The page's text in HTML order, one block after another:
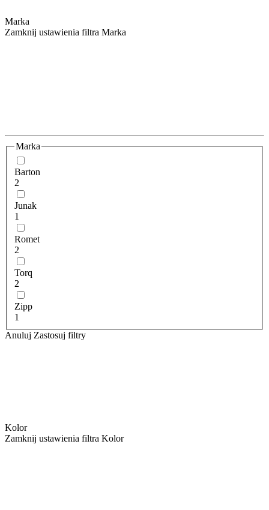
Marka
Zamknij ustawienia filtra Marka
Marka
Barton
2
Junak
1
Romet
2
Torq
2
Zipp
1
Anuluj Zastosuj filtry
Kolor
Zamknij ustawienia filtra Kolor